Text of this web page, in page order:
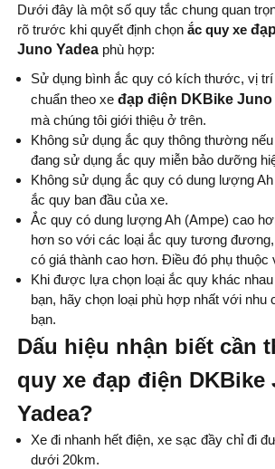
Dưới đây là một số quy tắc chung quan
rõ trước khi quyết định chọn ắc quy xe
Juno Yadea phù hợp:
Sử dụng bình ắc quy có kích thước, vị
chuẩn theo xe đạp điện DKBike Juno
mà chúng tôi giới thiệu ở trên.
Không sử dụng ắc quy thông thường
đang sử dụng ắc quy miễn bảo dưỡng
Không sử dụng ắc quy có dung lượng
ắc quy ban đầu của xe.
Ắc quy có dung lượng Ah (Ampe) cao
hơn so với các loại ắc quy tương
có giá thành cao hơn. Điều đó phụ thuộc
Khi được lựa chọn loại ắc quy khác
bạn, hãy chọn loại phù hợp nhất với nhu
bạn.
Dấu hiệu nhận biết cần
quy xe đạp điện DKBike
Yadea?
Xe đi nhanh hết điện, xe sạc đầy chỉ đi
dưới 20km.